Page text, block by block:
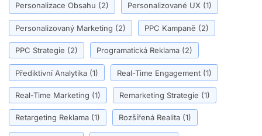
Personalizace Obsahu (2) Personalizované UX (1)
Personalizovaný Marketing (2) PPC Kampaně (2)
PPC Strategie (2) Programatická Reklama (2)
Přediktivní Analytika (1) Real-Time Engagement (1)
Real-Time Marketing (1) Remarketing Strategie (1)
Retargeting Reklama (1) Rozšířená Realita (1)